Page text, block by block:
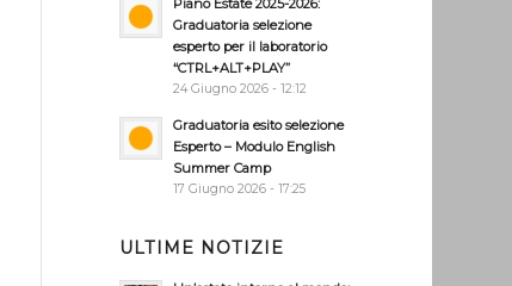
Piano Estate 2025-2026:
Graduatoria selezione
esperto per il laboratorio
“CTRL+ALT+PLAY”
24 Giugno 2026 - 12:12
Graduatoria esito selezione
Esperto – Modulo English
Summer Camp
17 Giugno 2026 - 17:25
ULTIME NOTIZIE